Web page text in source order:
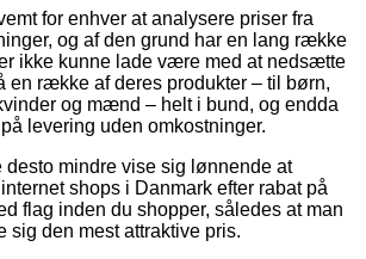
for enhver at analysere priser fra
og af den grund har en lang række
ikke kunne lade være med at nedsætte
en række af deres produkter – til børn,
og mænd – helt i bund, og endda
levering uden omkostninger.
desto mindre vise sig lønnende at
shops i Danmark efter rabat på
flag inden du shopper, således at man
sig den mest attraktive pris.